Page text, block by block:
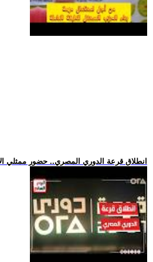
.. انطلاق قرعة الدوري المصري.. حضور ممثلي